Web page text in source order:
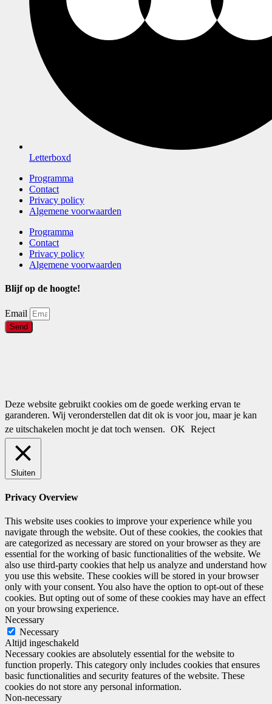
Letterboxd
Programma
Contact
Privacy policy
Algemene voorwaarden
Programma
Contact
Privacy policy
Algemene voorwaarden
Blijf op de hoogte!
Email
Send
Deze website gebruikt cookies om de goede werking ervan te
garanderen. Wij veronderstellen dat dit ok is voor jou, maar je kan
ze uitschakelen mocht je dat toch wensen. OK Reject
Sluiten
Privacy Overview
This website uses cookies to improve your experience while you
navigate through the website. Out of these cookies, the cookies that
are categorized as necessary are stored on your browser as they are
essential for the working of basic functionalities of the website. We
also use third-party cookies that help us analyze and understand how
you use this website. These cookies will be stored in your browser
only with your consent. You also have the option to opt-out of these
cookies. But opting out of some of these cookies may have an effect
on your browsing experience.
Necessary
Necessary
Altijd ingeschakeld
Necessary cookies are absolutely essential for the website to
function properly. This category only includes cookies that ensures
basic functionalities and security features of the website. These
cookies do not store any personal information.
Non-necessary